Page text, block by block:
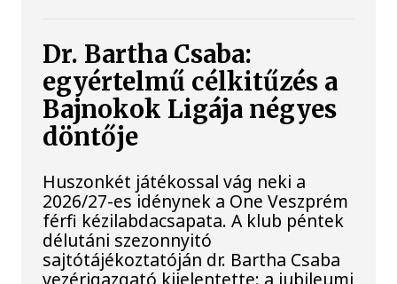
Dr. Bartha Csaba:
egyértelmű célkitűzés a
Bajnokok Ligája négyes
döntője
Huszonkét játékossal vág neki a
2026/27-es idénynek a One Veszprém
férfi kézilabdacsapata. A klub péntek
délutáni szezonnyitó
sajtótájékoztatóján dr. Bartha Csaba
vezérigazgató kijelentette: a jubileumi